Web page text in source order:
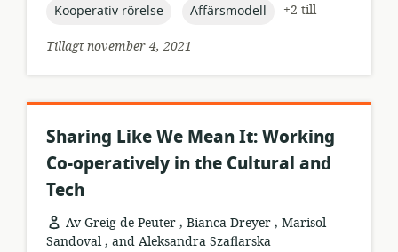
topic:
Kooperativ rörelse topic:
Affärsmodell
+2 till
Tillagt november 4, 2021
Sharing Like We Mean It: Working
Co-operatively in the Cultural and
Tech
Av Greig de Peuter , Bianca Dreyer , Marisol
Sandoval , and Aleksandra Szaflarska